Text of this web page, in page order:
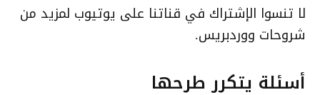
لا تنسوا الإشتراك في قناتنا على يوتيوب لمزيد من
شروحات ووردبريس.
أسئلة يتكرر طرحها